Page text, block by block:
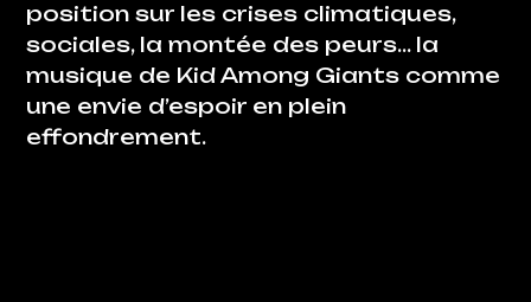
position sur les crises climatiques,
sociales, la montée des peurs… la
musique de Kid Among Giants comme
une envie d’espoir en plein
effondrement.